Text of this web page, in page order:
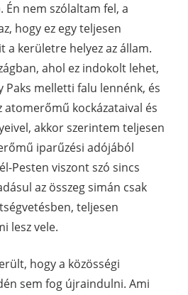
nem szólaltam fel, a
hogy ez egy teljesen
a kerületre helyez az állam.
ahol ez indokolt lehet,
Paks melletti falu lennénk, és
atomerőmű kockázataival és
akkor szerintem teljesen
iparűzési adójából
Pesten viszont szó sincs
az összeg simán csak
teljesen
lesz vele.
hogy a közösségi
sem fog újraindulni. Ami